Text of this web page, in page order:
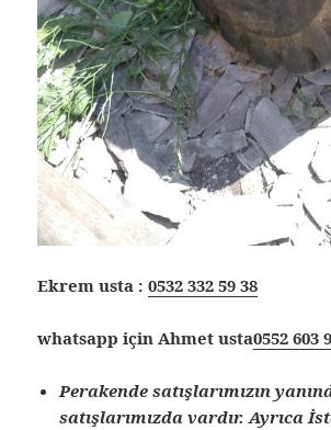
Ekrem usta :0532 332 59 38
whatsapp için Ahmet usta0552 603
Perakende satışlarımızın
satışlarımızda vardır. Ayrıca